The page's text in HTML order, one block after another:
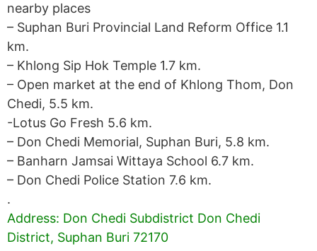
nearby places
– Suphan Buri Provincial Land Reform Office 1.1
km.
– Khlong Sip Hok Temple 1.7 km.
– Open market at the end of Khlong Thom, Don
Chedi, 5.5 km.
-Lotus Go Fresh 5.6 km.
– Don Chedi Memorial, Suphan Buri, 5.8 km.
– Banharn Jamsai Wittaya School 6.7 km.
– Don Chedi Police Station 7.6 km.
.
Address: Don Chedi Subdistrict Don Chedi
District, Suphan Buri 72170